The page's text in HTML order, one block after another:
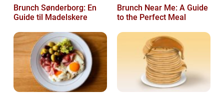
Brunch Sønderborg: En
Guide til Madelskere
Brunch Near Me: A Guide
to the Perfect Meal